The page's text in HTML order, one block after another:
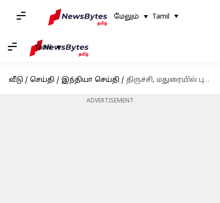
மேலும் Tamil
Tamil
வீடு / செய்தி / இந்தியா செய்தி / திருச்சி, மதுரையில் புதிய டைடல் பூங்காக்கள்: முதல்வர் ஸ்டாலின் அடிக்கல் நாட்டினார்
ADVERTISEMENT